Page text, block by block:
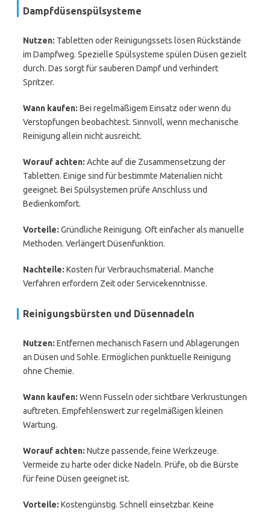
Dampfdüsenspülsysteme
Nutzen: Tabletten oder Reinigungssets lösen Rückstände
im Dampfweg. Spezielle Spülsysteme spülen Düsen gezielt
durch. Das sorgt für sauberen Dampf und verhindert
Spritzer.
Wann kaufen: Bei regelmäßigem Einsatz oder wenn du
Verstopfungen beobachtest. Sinnvoll, wenn mechanische
Reinigung allein nicht ausreicht.
Worauf achten: Achte auf die Zusammensetzung der
Tabletten. Einige sind für bestimmte Materialien nicht
geeignet. Bei Spülsystemen prüfe Anschluss und
Bedienkomfort.
Vorteile: Gründliche Reinigung. Oft einfacher als manuelle
Methoden. Verlängert Düsenfunktion.
Nachteile: Kosten für Verbrauchsmaterial. Manche
Verfahren erfordern Zeit oder Servicekenntnisse.
Reinigungsbürsten und Düsennadeln
Nutzen: Entfernen mechanisch Fasern und Ablagerungen
an Düsen und Sohle. Ermöglichen punktuelle Reinigung
ohne Chemie.
Wann kaufen: Wenn Fusseln oder sichtbare Verkrustungen
auftreten. Empfehlenswert zur regelmäßigen kleinen
Wartung.
Worauf achten: Nutze passende, feine Werkzeuge.
Vermeide zu harte oder dicke Nadeln. Prüfe, ob die Bürste
für feine Düsen geeignet ist.
Vorteile: Kostengünstig. Schnell einsetzbar. Keine